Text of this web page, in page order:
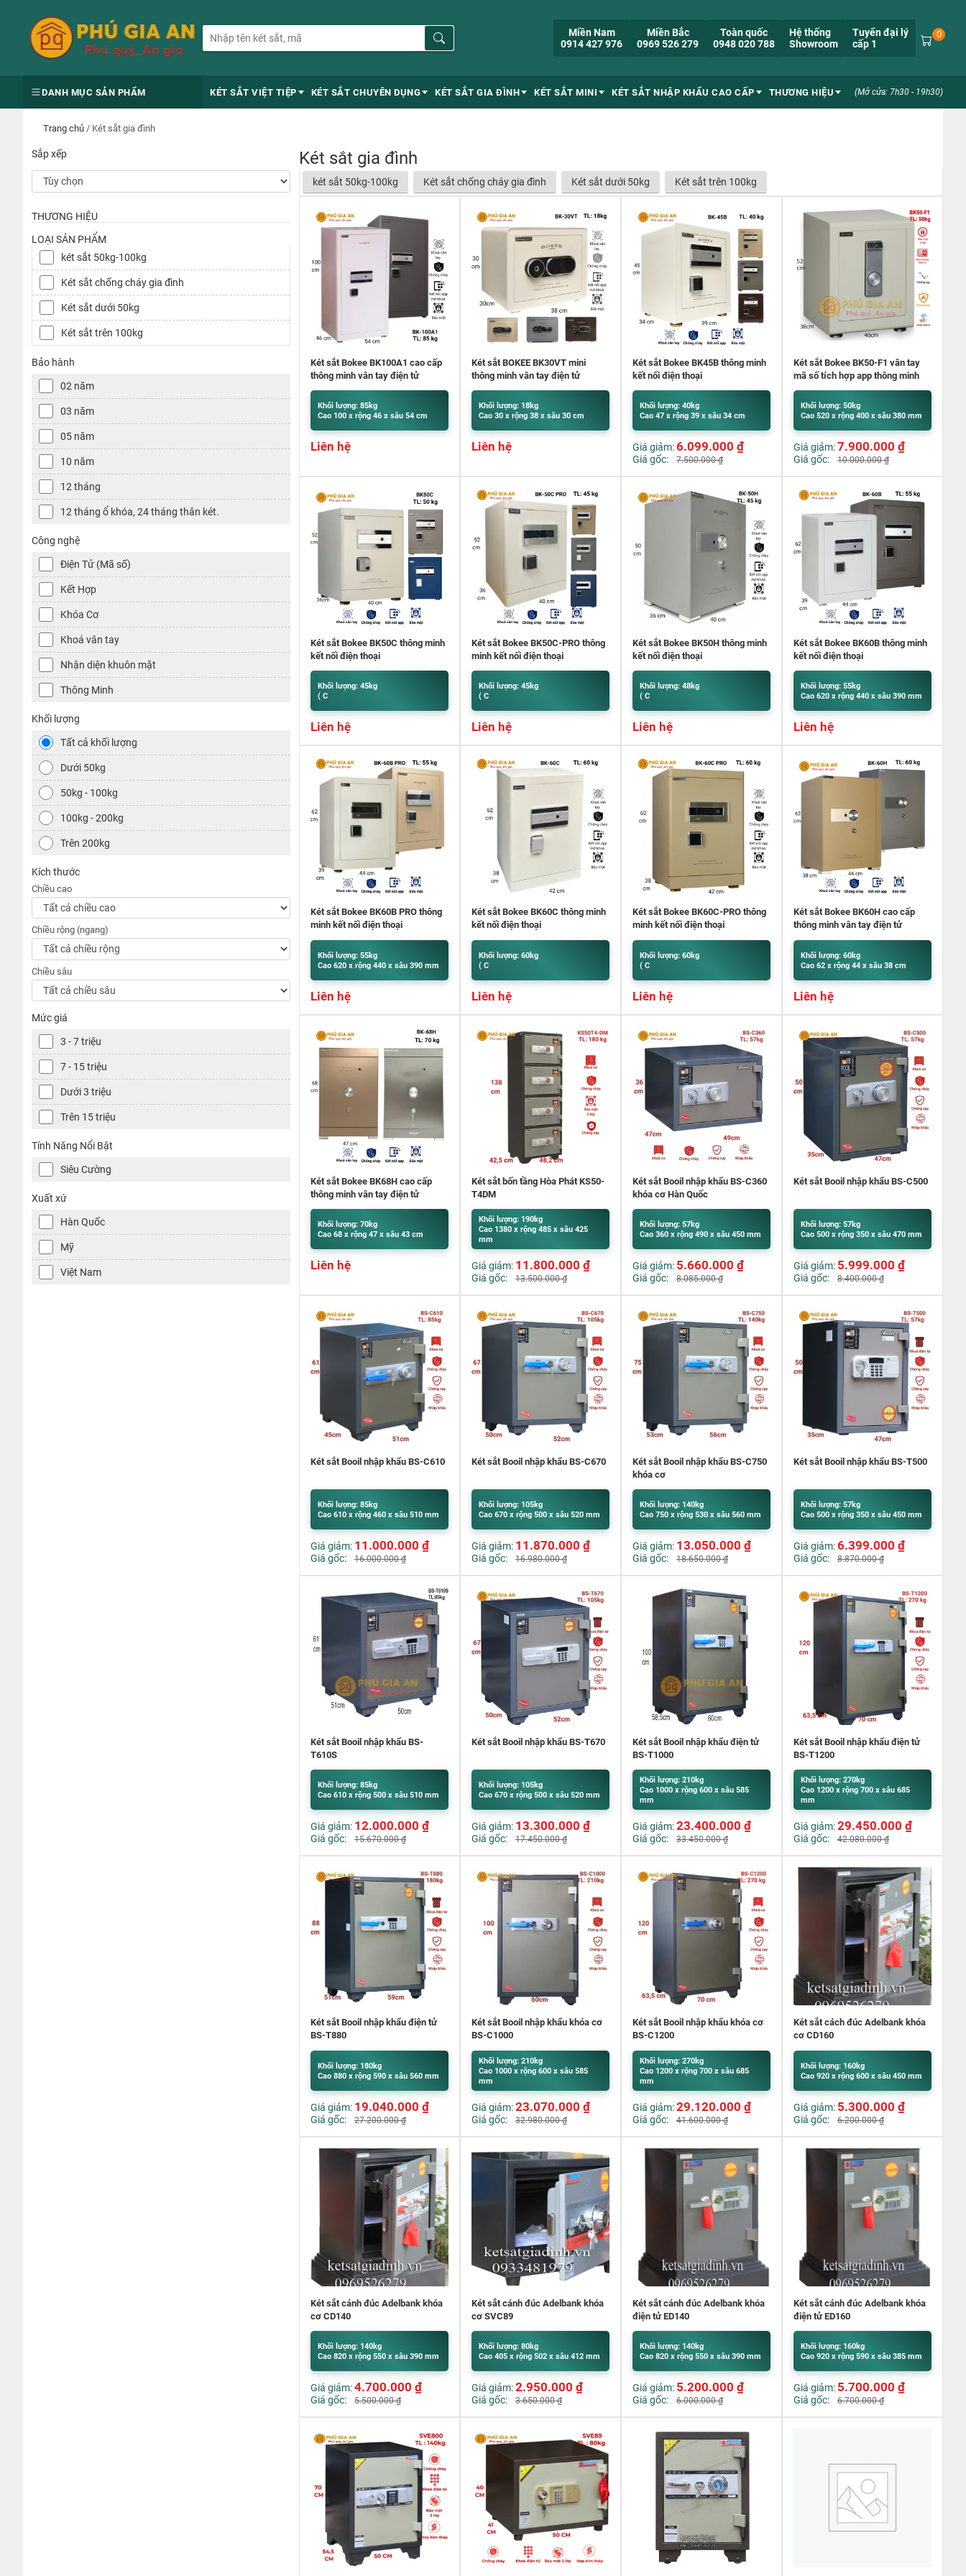
Miền Nam
0914 427 976
Miền Bắc
0969 526 279
Toàn quốc
0948 020 788
Hệ thống
Showroom
Tuyển đại lý
cấp 1
0
DANH MỤC SẢN PHẨM KÉT SẮT VIỆT TIỆP KÉT SẮT CHUYÊN DỤNG KÉT SẮT GIA ĐÌNH KÉT SẮT MINI KÉT SẮT NHẬP KHẨU CAO CẤP THƯƠNG HIỆU (Mở cửa: 7h30 - 19h30)
Trang chủ / Két sắt gia đình
Sắp xếp
THƯƠNG HIỆU
LOẠI SẢN PHẨM
két sắt 50kg-100kg
Két sắt chống cháy gia đình
Két sắt dưới 50kg
Két sắt trên 100kg
Bảo hành
02 năm
03 năm
05 năm
10 năm
12 tháng
12 tháng ổ khóa, 24 tháng thân két.
Công nghệ
Điện Tử (Mã số)
Kết Hợp
Khóa Cơ
Khoá vân tay
Nhận diện khuôn mặt
Thông Minh
Khối lượng
Tất cả khối lượng
Dưới 50kg
50kg - 100kg
100kg - 200kg
Trên 200kg
Kích thước
Chiều cao
Chiều rộng (ngang)
Chiều sâu
Mức giá
3 - 7 triệu
7 - 15 triệu
Dưới 3 triệu
Trên 15 triệu
Tính Năng Nổi Bật
Siêu Cường
Xuất xứ
Hàn Quốc
Mỹ
Việt Nam
Két sắt gia đình
két sắt 50kg-100kg Két sắt chống cháy gia đình Két sắt dưới 50kg Két sắt trên 100kg
Két sắt Bokee BK100A1 cao cấp
thông minh vân tay điện tử
Khối lượng: 85kg
Cao 100 x rộng 46 x sâu 54 cm
Liên hệ
Két sắt BOKEE BK30VT mini
thông minh vân tay điện tử
Khối lượng: 18kg
Cao 30 x rộng 38 x sâu 30 cm
Liên hệ
Két sắt Bokee BK45B thông minh
kết nối điện thoại
Khối lượng: 40kg
Cao 47 x rộng 39 x sâu 34 cm
Giá giảm:6.099.000 ₫
Giá gốc: 7.500.000₫
Két sắt Bokee BK50-F1 vân tay
mã số tích hợp app thông minh
Khối lượng: 50kg
Cao 520 x rộng 400 x sâu 380 mm
Giá giảm:7.900.000 ₫
Giá gốc: 10.000.000₫
Két sắt Bokee BK50C thông minh
kết nối điện thoại
Khối lượng: 45kg
( C
Liên hệ
Két sắt Bokee BK50C-PRO thông
minh kết nối điện thoại
Khối lượng: 45kg
( C
Liên hệ
Két sắt Bokee BK50H thông minh
kết nối điện thoại
Khối lượng: 48kg
( C
Liên hệ
Két sắt Bokee BK60B thông minh
kết nối điện thoại
Khối lượng: 55kg
Cao 620 x rộng 440 x sâu 390 mm
Liên hệ
Két sắt Bokee BK60B PRO thông
minh kết nối điện thoại
Khối lượng: 55kg
Cao 620 x rộng 440 x sâu 390 mm
Liên hệ
Két sắt Bokee BK60C thông minh
kết nối điện thoại
Khối lượng: 60kg
( C
Liên hệ
Két sắt Bokee BK60C-PRO thông
minh kết nối điện thoại
Khối lượng: 60kg
( C
Liên hệ
Két sắt Bokee BK60H cao cấp
thông minh vân tay điện tử
Khối lượng: 60kg
Cao 62 x rộng 44 x sâu 38 cm
Liên hệ
Két sắt Bokee BK68H cao cấp
thông minh vân tay điện tử
Khối lượng: 70kg
Cao 68 x rộng 47 x sâu 43 cm
Liên hệ
Két sắt bốn tầng Hòa Phát KS50-
T4DM
Khối lượng: 190kg
Cao 1380 x rộng 485 x sâu 425
mm
Giá giảm: 11.800.000 ₫
Giá gốc: 13.500.000₫
Két sắt Booil nhập khẩu BS-C360
khóa cơ Hàn Quốc
Khối lượng: 57kg
Cao 360 x rộng 490 x sâu 450 mm
Giá giảm: 5.660.000 ₫
Giá gốc: 8.085.000₫
Két sắt Booil nhập khẩu BS-C500
Khối lượng: 57kg
Cao 500 x rộng 350 x sâu 470 mm
Giá giảm: 5.999.000 ₫
Giá gốc: 8.400.000₫
Két sắt Booil nhập khẩu BS-C610
Khối lượng: 85kg
Cao 610 x rộng 460 x sâu 510 mm
Giá giảm: 11.000.000 ₫
Giá gốc: 16.000.000₫
Két sắt Booil nhập khẩu BS-C670
Khối lượng: 105kg
Cao 670 x rộng 500 x sâu 520 mm
Giá giảm: 11.870.000 ₫
Giá gốc: 16.980.000₫
Két sắt Booil nhập khẩu BS-C750
khóa cơ
Khối lượng: 140kg
Cao 750 x rộng 530 x sâu 560 mm
Giá giảm: 13.050.000 ₫
Giá gốc: 18.650.000₫
Két sắt Booil nhập khẩu BS-T500
Khối lượng: 57kg
Cao 500 x rộng 350 x sâu 450 mm
Giá giảm:6.399.000 ₫
Giá gốc: 8.870.000₫
Két sắt Booil nhập khẩu BS-
T610S
Khối lượng: 85kg
Cao 610 x rộng 500 x sâu 510 mm
Giá giảm: 12.000.000 ₫
Giá gốc: 15.670.000₫
Két sắt Booil nhập khẩu BS-T670
Khối lượng: 105kg
Cao 670 x rộng 500 x sâu 520 mm
Giá giảm: 13.300.000 ₫
Giá gốc: 17.450.000₫
Két sắt Booil nhập khẩu điện tử
BS-T1000
Khối lượng: 210kg
Cao 1000 x rộng 600 x sâu 585
mm
Giá giảm:23.400.000 ₫
Giá gốc: 33.450.000₫
Két sắt Booil nhập khẩu điện tử
BS-T1200
Khối lượng: 270kg
Cao 1200 x rộng 700 x sâu 685
mm
Giá giảm:29.450.000 ₫
Giá gốc: 42.080.000₫
Két sắt Booil nhập khẩu điện tử
BS-T880
Khối lượng: 180kg
Cao 880 x rộng 590 x sâu 560 mm
Giá giảm: 19.040.000 ₫
Giá gốc: 27.200.000₫
Két sắt Booil nhập khẩu khóa cơ
BS-C1000
Khối lượng: 210kg
Cao 1000 x rộng 600 x sâu 585
mm
Giá giảm:23.070.000 ₫
Giá gốc: 32.980.000₫
Két sắt Booil nhập khẩu khóa cơ
BS-C1200
Khối lượng: 270kg
Cao 1200 x rộng 700 x sâu 685
mm
Giá giảm:29.120.000 ₫
Giá gốc: 41.600.000₫
Két sắt cách đúc Adelbank khóa
cơ CD160
Khối lượng: 160kg
Cao 920 x rộng 600 x sâu 450 mm
Giá giảm: 5.300.000 ₫
Giá gốc: 6.200.000₫
Két sắt cánh đúc Adelbank khóa
cơ CD140
Khối lượng: 140kg
Cao 820 x rộng 550 x sâu 390 mm
Giá giảm:4.700.000 ₫
Giá gốc: 5.500.000₫
Két sắt cánh đúc Adelbank khóa
cơ SVC89
Khối lượng: 80kg
Cao 405 x rộng 502 x sâu 412 mm
Giá giảm:2.950.000 ₫
Giá gốc: 3.650.000₫
Két sắt cánh đúc Adelbank khóa
điện tử ED140
Khối lượng: 140kg
Cao 820 x rộng 550 x sâu 390 mm
Giá giảm: 5.200.000 ₫
Giá gốc: 6.000.000₫
Két sắt cánh đúc Adelbank khóa
điện tử ED160
Khối lượng: 160kg
Cao 920 x rộng 590 x sâu 385 mm
Giá giảm: 5.700.000 ₫
Giá gốc: 6.700.000₫